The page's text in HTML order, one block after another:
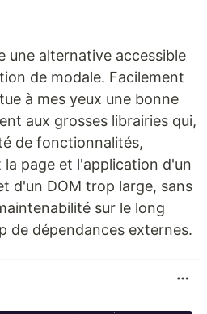
une alternative accessible
de modale. Facilement
à mes yeux une bonne
aux grosses librairies qui,
de fonctionnalités,
page et l'application d'un
d'un DOM trop large, sans
sur le long
de dépendances externes.